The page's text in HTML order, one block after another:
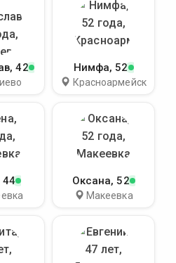
, 42 Нимфа, 52
Красноармейск
44 Оксана, 52
Макеевка